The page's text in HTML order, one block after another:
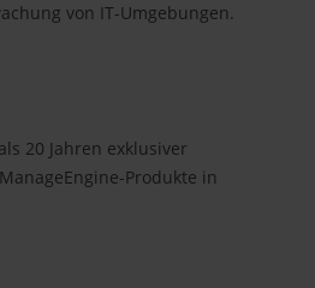
von IT-Umgebungen.
20 Jahren exklusiver
Produkte in